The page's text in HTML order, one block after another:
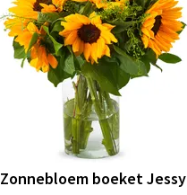
Zonnebloem boeket Jessy